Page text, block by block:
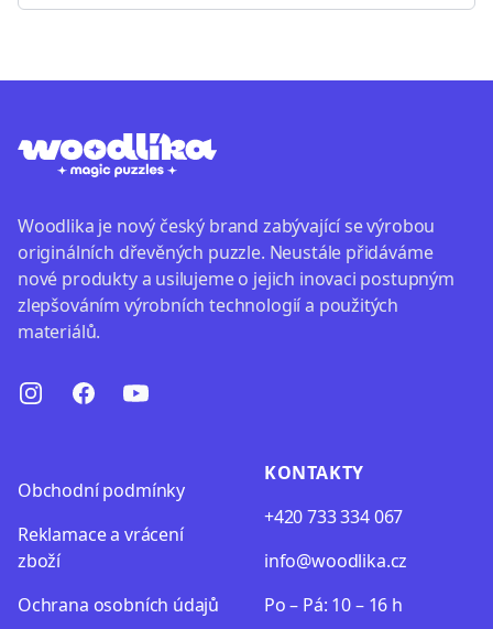
Woodlika je nový český brand zabývající se výrobou
originálních dřevěných puzzle. Neustále přidáváme
nové produkty a usilujeme o jejich inovaci postupným
zlepšováním výrobních technologií a použitých
materiálů.
InstagramFacebookYoutube
Obchodní podmínky
Reklamace a vrácení
zboží
Oсhrana osobních údajů
KONTAKTY
+420 733 334 067
info@woodlika.cz
Po – Pá: 10 – 16 h